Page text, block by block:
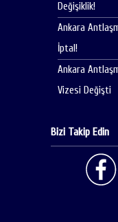
Değişiklik!
Ankara
İptal!
Ankara
Vizesi Değişti
Bizi Takip Edin